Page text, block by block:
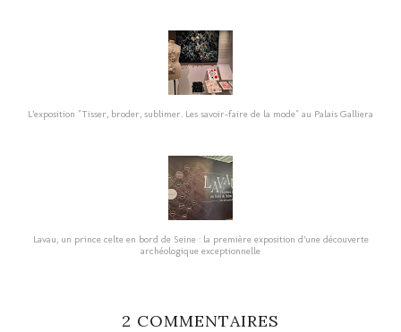
L’exposition "Tisser, broder, sublimer. Les savoir-faire de la mode" au Palais Galliera
Lavau, un prince celte en bord de Seine : la première exposition d’une découverte
archéologique exceptionnelle
2 COMMENTAIRES